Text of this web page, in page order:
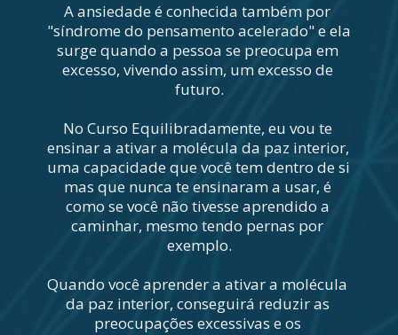
A ansiedade é conhecida também por
"síndrome do pensamento acelerado" e ela
surge quando a pessoa se preocupa em
excesso, vivendo assim, um excesso de
futuro.
No Curso Equilibradamente, eu vou te
ensinar a ativar a molécula da paz interior,
uma capacidade que você tem dentro de si
mas que nunca te ensinaram a usar, é
como se você não tivesse aprendido a
caminhar, mesmo tendo pernas por
exemplo.
Quando você aprender a ativar a molécula
da paz interior, conseguirá reduzir as
preocupações excessivas e os